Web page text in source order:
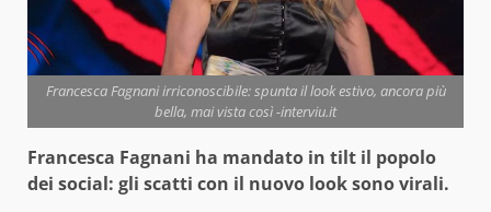
Francesca Fagnani irriconoscibile: spunta il look estivo, ancora più
bella, mai vista così -interviu.it
Francesca Fagnani ha mandato in tilt il popolo
dei social: gli scatti con il nuovo look sono virali.